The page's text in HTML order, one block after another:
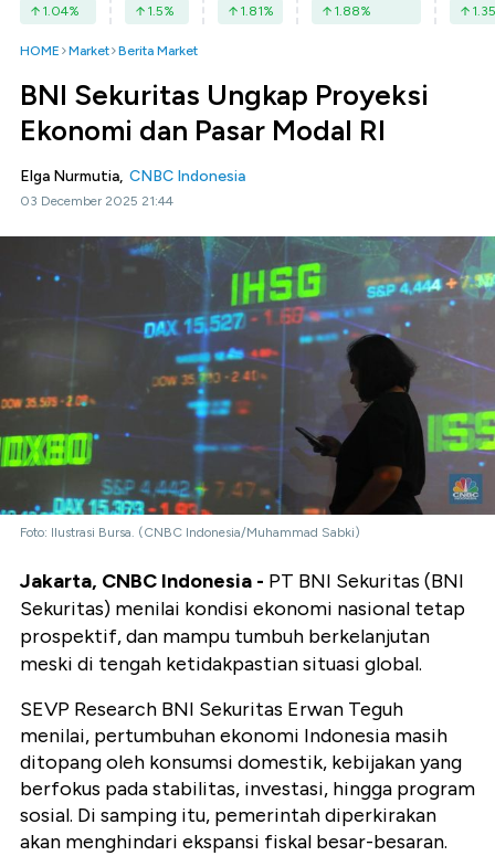
1.04% 1.5% 1.81% 1.88% 1.35
HOME Market Berita Market
BNI Sekuritas Ungkap Proyeksi
Ekonomi dan Pasar Modal RI
Elga Nurmutia, CNBC Indonesia
03 December 2025 21:44
Foto: Ilustrasi Bursa. (CNBC Indonesia/Muhammad Sabki)
Jakarta, CNBC Indonesia - PT BNI Sekuritas (BNI
Sekuritas) menilai kondisi ekonomi nasional tetap
prospektif, dan mampu tumbuh berkelanjutan
meski di tengah ketidakpastian situasi global.
SEVP Research BNI Sekuritas Erwan Teguh
menilai, pertumbuhan ekonomi Indonesia masih
ditopang oleh konsumsi domestik, kebijakan yang
berfokus pada stabilitas, investasi, hingga program
sosial. Di samping itu, pemerintah diperkirakan
akan menghindari ekspansi fiskal besar-besaran.